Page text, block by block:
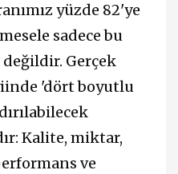
yüzde 82'ye
sadece bu
değildir. Gerçek
'dört boyutlu
Kalite, miktar,
ve